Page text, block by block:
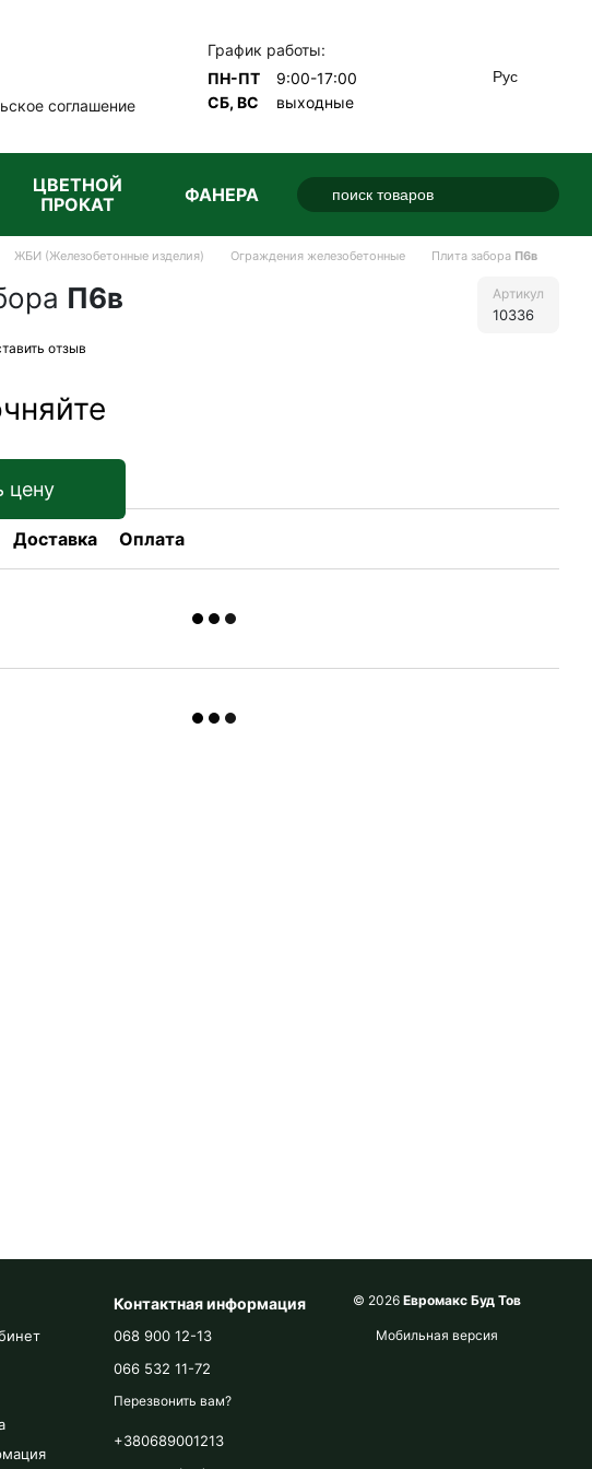
соглашение
График работы:
ПН-ПТ
9:00-17:00
СБ, ВС
выходные
Рус
ЦВЕТНОЙ
ПРОКАТ
ФАНЕРА
ЖБИ (Железобетонные изделия) Ограждения железобетонные Плита забора П6в
П6в Артикул
10336
отзыв
цену
Доставка Оплата
Контактная информация
068 900 12-13
066 532 11-72
Перезвонить вам?
+380689001213
© 2026 Евромакс Буд Тов
Мобильная версия